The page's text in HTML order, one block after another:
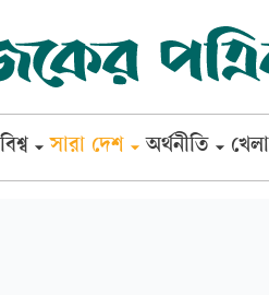
বিশ্ব সারা দেশ অর্থনীতি খেলা